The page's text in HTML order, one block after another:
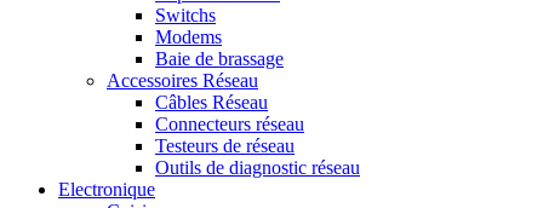
Switchs
Modems
Baie de brassage
Accessoires Réseau
Câbles Réseau
Connecteurs réseau
Testeurs de réseau
Outils de diagnostic réseau
Electronique